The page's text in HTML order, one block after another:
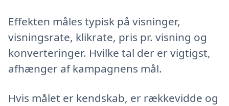
Effekten måles typisk på visninger,
visningsrate, klikrate, pris pr. visning og
konverteringer. Hvilke tal der er vigtigst,
afhænger af kampagnens mål.
Hvis målet er kendskab, er rækkevidde og